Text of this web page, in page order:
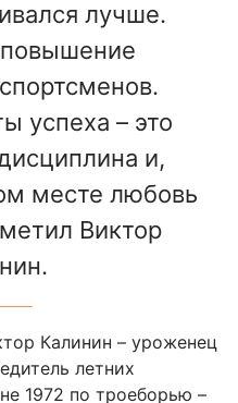
лучше.
успеха – это
и,
месте любовь
Виктор
Калинин – уроженец
летних
1972 по троеборью –